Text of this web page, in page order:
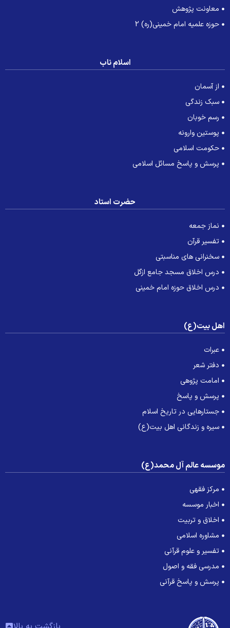
معاونت پژوهش
حوزه علمیه امام خمینی(ره) 2
اسلام ناب
از آسمان
سبک زندگی
رسم خوبان
پوستین وارونه
حکومت اسلامی
پرسش و پاسخ مسائل اسلامی
حضرت استاد
نماز جمعه
تفسیر قرآن
سخنرانی های مناسبتی
درس اخلاق مسجد جامع ازگل
درس اخلاق حوزه امام خمینی
بیت(ع)
عبرات
دفتر شعر
امامت پژوهی
پرسش و پاسخ
جستارهایی در تاریخ اسلام
سیره و زندگانی اهل بیت(ع)
عالم آل محمد(ع)
مرکز فقهی
اخبار موسسه
اخلاق و تربیت
مشاوره اسلامی
تفسیر و علوم قرآنی
مدرسی فقه و اصول
پرسش و پاسخ قرآنی